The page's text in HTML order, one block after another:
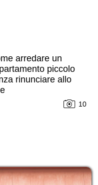
arredare un
piccolo
rinunciare allo
10